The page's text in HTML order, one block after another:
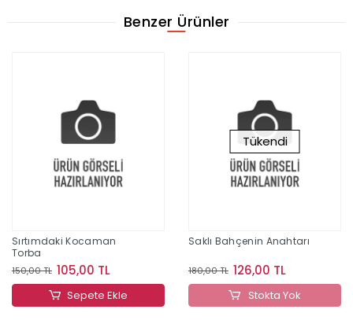
Benzer Ürünler
Sırtımdaki Kocaman
Torba
150,00 TL 105,00 TL
Sepete Ekle
Tükendi
Saklı Bahçenin Anahtarı
180,00 TL 126,00 TL
Stokta Yok